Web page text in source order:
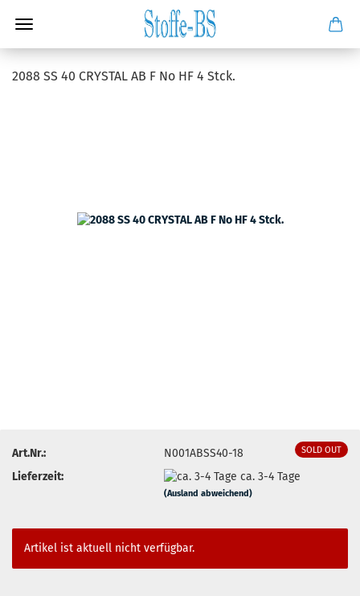
2088 SS 40 CRYSTAL AB F No HF 4 Stck.
SOLD OUT
Art.Nr.:
N001ABSS40-18
Lieferzeit:
ca. 3-4 Tage
(Ausland abweichend)
Artikel ist aktuell nicht verfügbar.